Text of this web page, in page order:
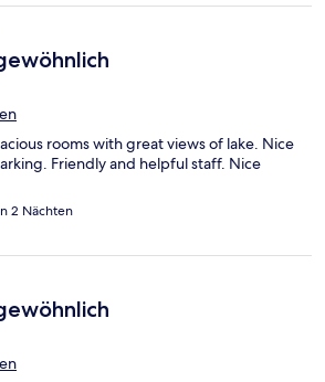
rooms with great views of lake. Nice
Friendly and helpful staff. Nice
2 Nächten